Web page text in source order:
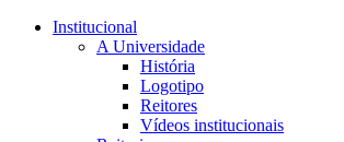
Conteúdo principal
Institucional
A Universidade
História
Logotipo
Reitores
Vídeos institucionais